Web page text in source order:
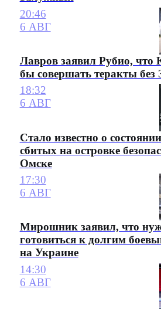
20:46
6 АВГ
Лавров заявил Рубио, что
бы совершать теракты без
18:32
6 АВГ
Стало известно о
сбитых на островке
Омске
17:30
6 АВГ
Мирошник заявил, что
готовиться к долгим
на Украине
14:30
6 АВГ